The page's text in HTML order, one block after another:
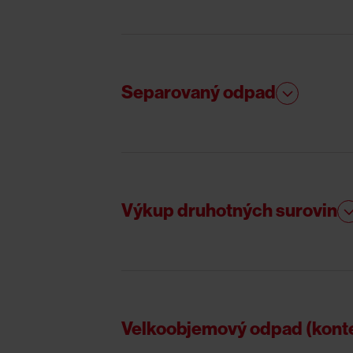
Separovaný odpad
Výkup druhotných surovin
Velkoobjemový odpad